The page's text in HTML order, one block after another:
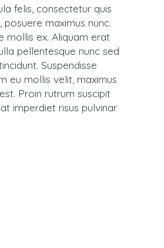
felis, consectetur quis
posuere maximus nunc.
mollis ex. Aliquam erat
pellentesque nunc sed
Suspendisse
eu mollis velit, maximus
Proin rutrum suscipit
imperdiet risus pulvinar